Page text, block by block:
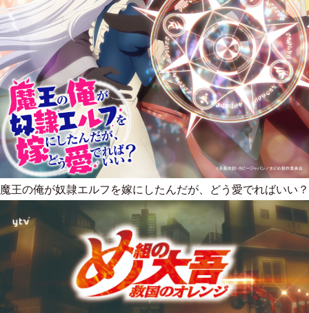
魔王の俺が奴隷エルフを嫁にしたんだが、どう愛でればいい？